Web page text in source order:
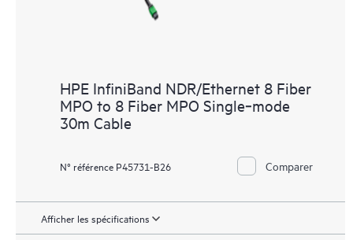
HPE InfiniBand NDR/Ethernet 8 Fiber
MPO to 8 Fiber MPO Single‑mode
30m Cable
N° référence P45731-B26 Comparer
Afficher les spécifications